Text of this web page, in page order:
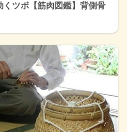
くツボ【筋肉図鑑】背側骨